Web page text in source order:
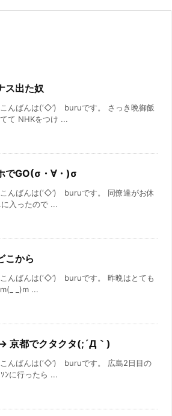
ス出た奴
んばんは(‘◇’)ゞburuです。 さっき晩御飯
て NHKをつけ ...
でGO(σ・∀・)σ
んばんは(‘◇’)ゞburuです。 同僚達がお休
入ったので ...
こから
んばんは(‘◇’)ゞburuです。 昨晩はとても
_)m ...
京都でクタクタ(;´Д｀)
んばんは(‘◇’)ゞburuです。 広島2日目の
ﾝに行ったら ...